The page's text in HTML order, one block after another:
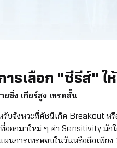
ารเลือก "ซีรีส์"
ยซิ่ง เกียร์สูง เทรดสั้น
รับจังหวะที่ดัชนีเกิด Breakout
ออกมาใหม่ ๆ ค่า Sensitivity มั
ผนการเทรดจบในวันหรือถือเพีย